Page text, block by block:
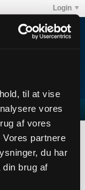
til at vise
vores
af vores
partnere
du har
brug af
Login